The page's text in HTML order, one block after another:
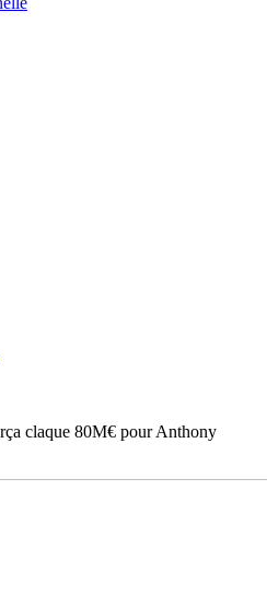
claque 80M€ pour Anthony